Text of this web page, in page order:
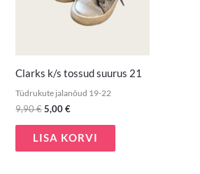
Clarks k/s tossud suurus 21
Tüdrukute jalanõud 19-22
9,90€5,00€
LISA KORVI